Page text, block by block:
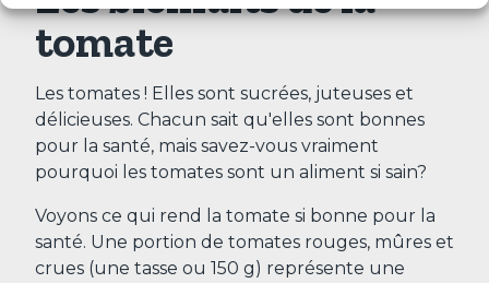
tomate
Les tomates ! Elles sont sucrées, juteuses et
délicieuses. Chacun sait qu'elles sont bonnes
pour la santé, mais savez-vous vraiment
pourquoi les tomates sont un aliment si sain?
Voyons ce qui rend la tomate si bonne pour la
santé. Une portion de tomates rouges, mûres et
crues (une tasse ou 150 g) représente une